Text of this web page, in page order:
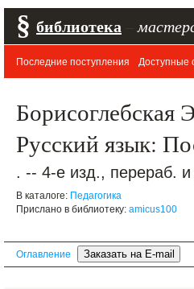
§ библиотека
Последние поступления Доступные
Русский язык:
. -- 4-е изд., перераб.
В каталоге: Педагогика
Прислано в библиотеку: amicus100
Оглавление